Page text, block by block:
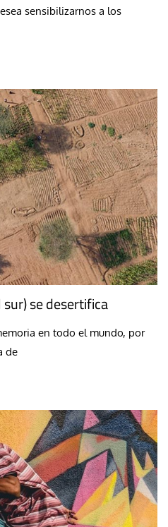
sensibilizarnos a los
sur) se desertifica
en todo el mundo, por
de